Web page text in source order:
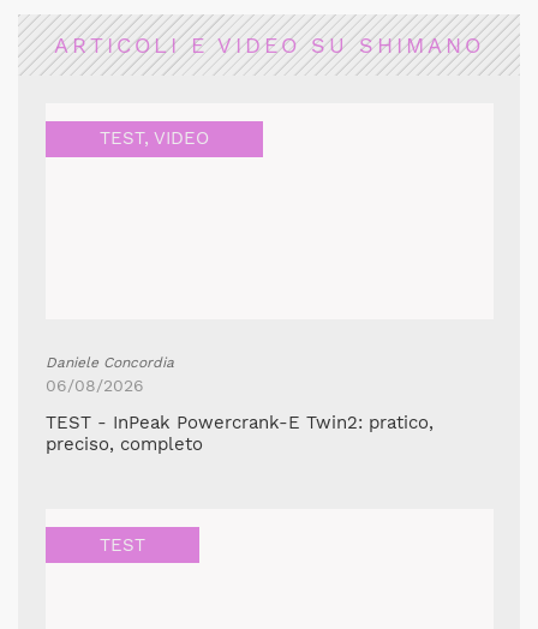
ARTICOLI E VIDEO SU SHIMANO
TEST, VIDEO
Daniele Concordia
06/08/2026
TEST - InPeak Powercrank-E Twin2: pratico,
preciso, completo
TEST